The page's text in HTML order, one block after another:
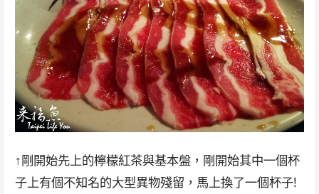
↑剛開始先上的檸檬紅茶與基本盤，剛開始其中一個杯
子上有個不知名的大型異物殘留，馬上換了一個杯子!